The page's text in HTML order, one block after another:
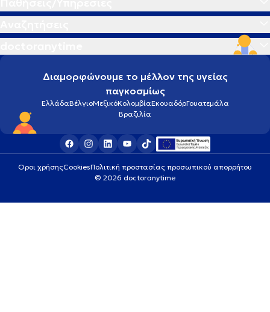
Διαμορφώνουμε το μέλλον της υγείας
παγκοσμίως
ΕλλάδαΒέλγιοΜεξικόΚολομβίαΕκουαδόρΓουατεμάλα
Βραζιλία
Οροι χρήσηςCookiesΠολιτική προστασίας προσωπικού απορρήτου
© 2026 doctoranytime